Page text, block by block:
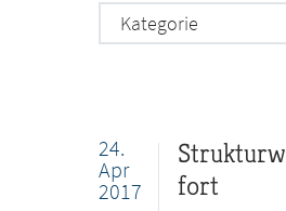
Kategorie
24.
Apr
2017
fort